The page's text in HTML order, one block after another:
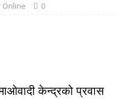
Online 0
केन्द्रको प्रवास